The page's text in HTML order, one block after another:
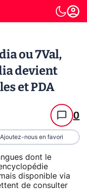
ou 7Val,
devient
et PDA
0
Ajoutez-nous en favori
dont le
disponible via
de consulter